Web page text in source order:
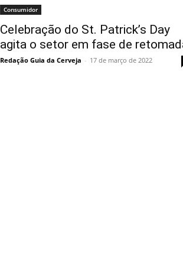
Consumidor
Celebração do St. Patrick’s Day
agita o setor em fase de
Redação Guia da Cerveja - 17 de março de 2022